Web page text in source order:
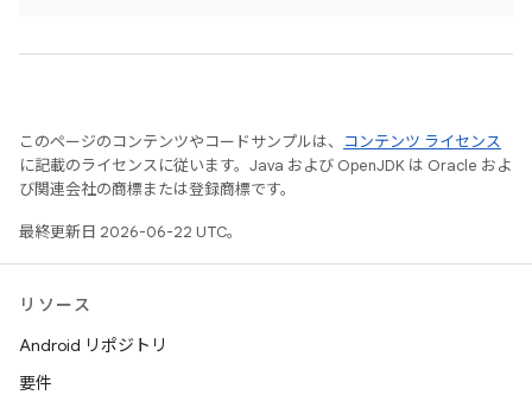
このページのコンテンツやコードサンプルは、
コンテンツ ライセンス
に記載のライセンスに従います。Java および OpenJDK は Oracle およ
び関連会社の商標または登録商標です。
最終更新日 2026-06-22 UTC。
リソース
Android リポジトリ
要件